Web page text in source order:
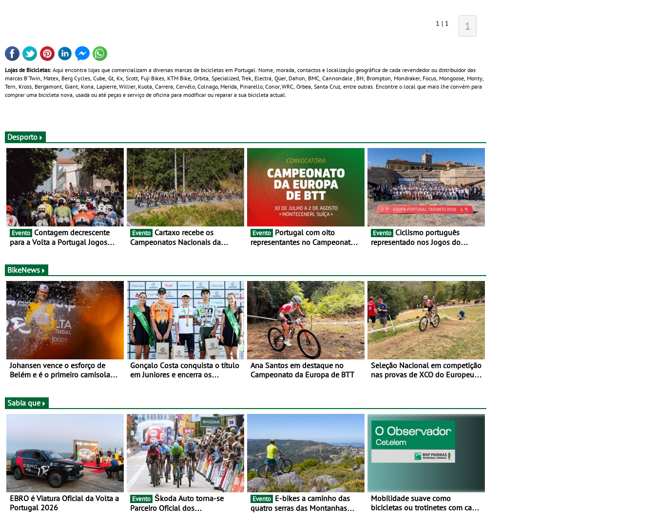
1 | 1 1
Lojas de Bicicletas: Aqui encontra lojas que comercializam a diversas marcas de bicicletas em Portugal. Nome, morada, contactos e localização geográfica de cada revendedor ou distribuidor das
marcas B'Twin, Matex, Berg Cycles, Cube, Gt, Kx, Scott, Fuji Bikes, KTM Bike, Orbita, Specialized, Trek, Electra, Qüer, Dahon, BMC, Cannondale , BH, Brompton, Mondraker, Focus, Mongoose, Monty,
Tern, Kross, Bergamont, Giant, Kona, Lapierre, Willier, Kuota, Carrera, Cervélo, Colnago, Merida, Pinarello, Conor, WRC, Orbea, Santa Cruz, entre outras. Encontre o local que mais lhe convém para
comprar uma bicicleta nova, usada ou até peças e serviço de oficina para modificar ou reparar a sua bicicleta actual.
Desporto
Evento
para a Volta a Portugal Jogos
Evento
Campeonatos Nacionais da
Evento
representantes no Campeonato
Evento
representado nos Jogos do
BikeNews
Johansen vence o esforço de
Belém e é o primeiro camisola
Agosto
Gonçalo Costa conquista o título
em Juniores e encerra os
Ana Santos em destaque no
Campeonato da Europa de BTT
Seleção Nacional em competição
nas provas de XCO do Europeu
Sabia que
EBRO é Viatura Oficial da Volta a
Portugal 2026
Evento
Parceiro Oficial dos
Evento
quatro serras das Montanhas
Mobilidade suave como
bicicletas ou trotinetes com cada